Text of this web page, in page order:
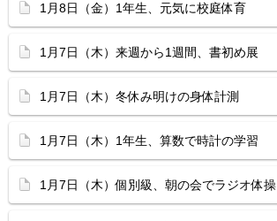
1月8日（金）1年生、元気に校庭体育
1月7日（木）来週から1週間、書初め展
1月7日（木）冬休み明けの身体計測
1月7日（木）1年生、算数で時計の学習
1月7日（木）個別級、朝の会でラジオ体操